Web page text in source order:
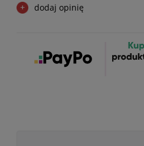
dodaj opinię